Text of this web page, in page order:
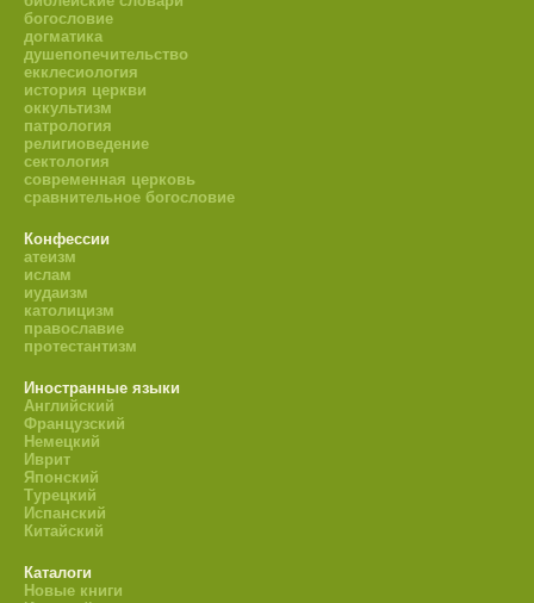
богословие
догматика
душепопечительство
екклесиология
история церкви
оккультизм
патрология
религиоведение
сектология
современная церковь
сравнительное богословие
Конфессии
атеизм
ислам
иудаизм
католицизм
православие
протестантизм
Иностранные языки
Английский
Французский
Немецкий
Иврит
Японский
Турецкий
Испанский
Китайский
Каталоги
Новые книги